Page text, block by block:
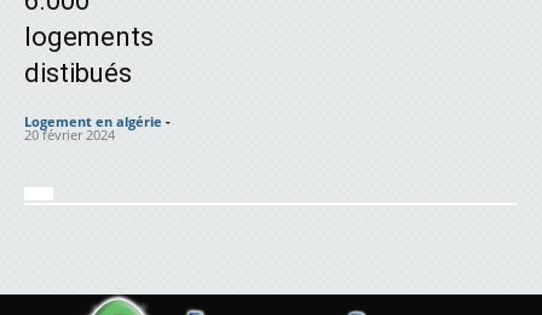
logements
distibués
Logement en algérie -
20 février 2024